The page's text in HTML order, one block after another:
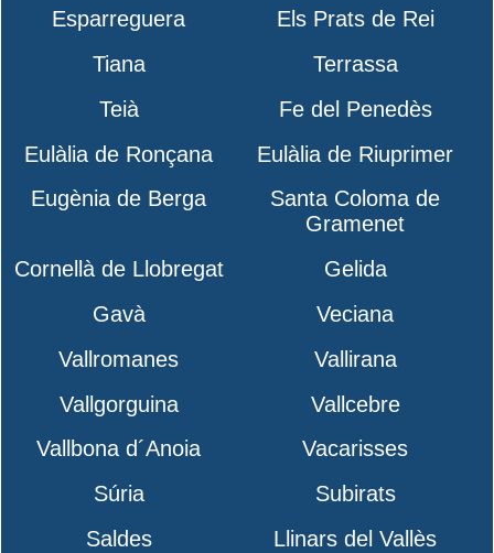
Esparreguera
Els Prats de Rei
Tiana
Terrassa
Teià
Fe del Penedès
Eulàlia de Ronçana
Eulàlia de Riuprimer
Eugènia de Berga
Santa Coloma de
Gramenet
Cornellà de Llobregat
Gelida
Gavà
Veciana
Vallromanes
Vallirana
Vallgorguina
Vallcebre
Vallbona d´Anoia
Vacarisses
Súria
Subirats
Saldes
Llinars del Vallès